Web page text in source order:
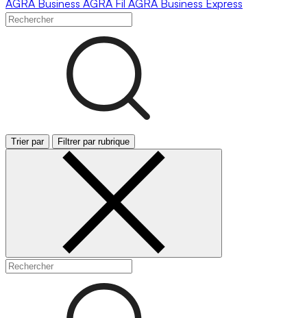
AGRA Business AGRA Fil AGRA Business Express
Trier par Filtrer par rubrique